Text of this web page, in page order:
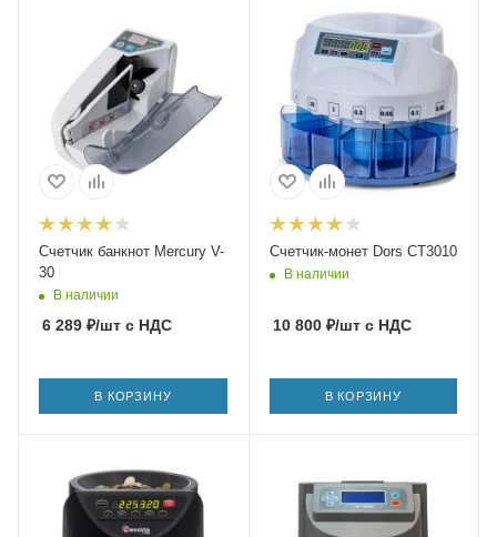
Счетчик банкнот Mercury V-
30
В наличии
6 289 ₽/шт с НДС
В КОРЗИНУ
Счетчик-монет Dors CT3010
В наличии
10 800₽/штс НДС
В КОРЗИНУ